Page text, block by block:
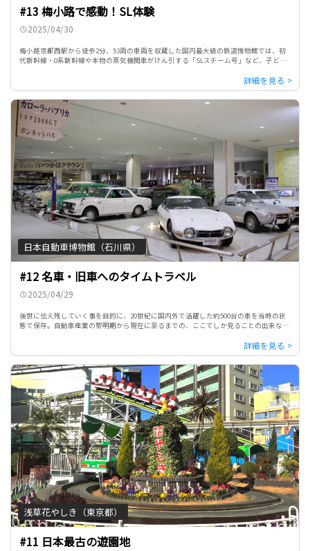
#13 梅小路で感動！SL体験
2025/04/30
梅小路京都西駅から徒歩2分、53両の車両を収蔵した国内最大級の鉄道博物館では、初
代新幹線・0系新幹線や本物の蒸気機関車がけん引する「SLスチーム号」など、子ども
日本自動車博物館（石川県）
#12 名車・旧車へのタイムトラベル
2025/04/29
後世に伝え残していく事を目的に、20世紀に国内外で活躍した約500台の車を当時の状
態で保存。自動車産業の黎明期から現在に至るまでの、ここでしか見ることの出来な
浅草花やしき（東京都）
#11 日本最古の遊園地